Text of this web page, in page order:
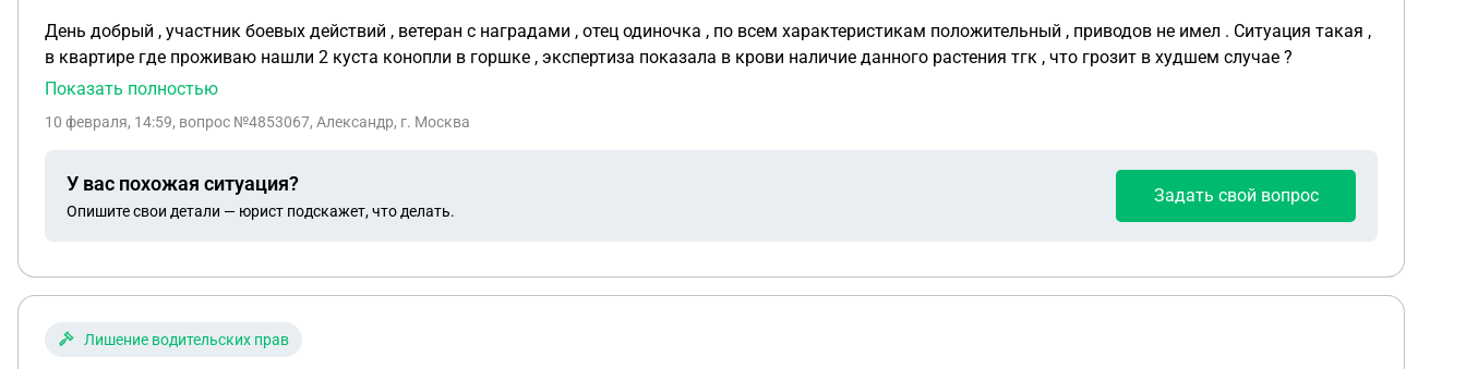
День добрый , участник боевых действий , ветеран с наградами , отец одиночка , по всем характеристикам положительный , приводов не имел . Ситуация такая ,
в квартире где проживаю нашли 2 куста конопли в горшке , экспертиза показала в крови наличие данного растения тгк , что грозит в худшем случае ?
Показать полностью
10 февраля, 14:59, вопрос №4853067, Александр, г. Москва
У вас похожая ситуация?
Опишите свои детали — юрист подскажет, что делать.
Задать свой вопрос
Лишение водительских прав